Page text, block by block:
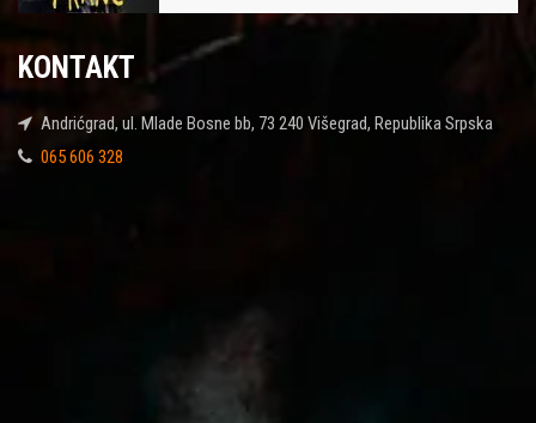
KONTAKT
Andrićgrad, ul. Mlade Bosne bb, 73 240 Višegrad, Republika Srpska
065 606 328